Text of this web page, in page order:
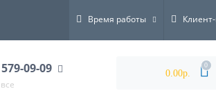
Время работы
09-09 0.00р.
0